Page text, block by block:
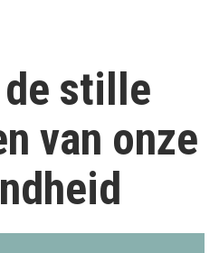
je
totale
stille
van onze